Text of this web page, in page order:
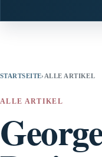
STARTSEITE› ALLE ARTIKEL
ALLE ARTIKEL